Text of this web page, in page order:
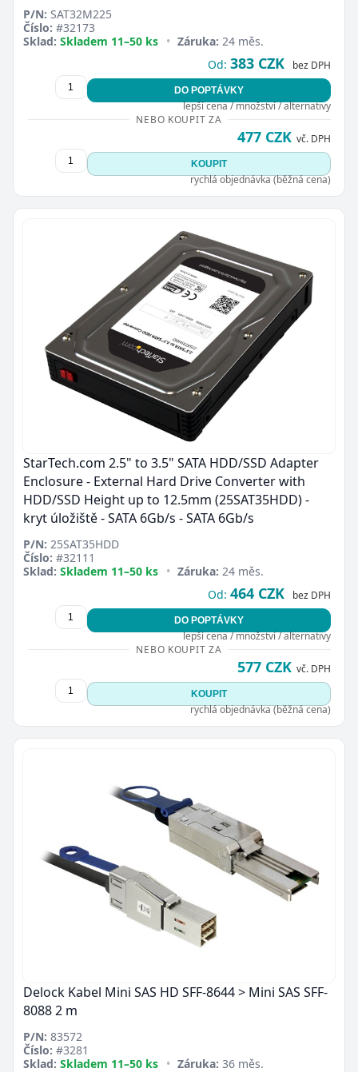
P/N: SAT32M225
Číslo: #32173
Sklad: Skladem 11–50 ks • Záruka: 24 měs.
Od: 383 CZK bez DPH
DO POPTÁVKY
lepší cena / množství / alternativy
NEBO KOUPIT ZA
477 CZK vč. DPH
KOUPIT
rychlá objednávka (běžná cena)
StarTech.com 2.5" to 3.5" SATA HDD/SSD Adapter
Enclosure - External Hard Drive Converter with
HDD/SSD Height up to 12.5mm (25SAT35HDD) -
kryt úložiště - SATA 6Gb/s - SATA 6Gb/s
P/N: 25SAT35HDD
Číslo: #32111
Sklad: Skladem 11–50 ks • Záruka: 24 měs.
Od: 464 CZK bez DPH
DO POPTÁVKY
lepší cena / množství / alternativy
NEBO KOUPIT ZA
577 CZK vč. DPH
KOUPIT
rychlá objednávka (běžná cena)
Delock Kabel Mini SAS HD SFF-8644 > Mini SAS SFF-
8088 2 m
P/N: 83572
Číslo: #3281
Sklad: Skladem 11–50 ks • Záruka: 36 měs.